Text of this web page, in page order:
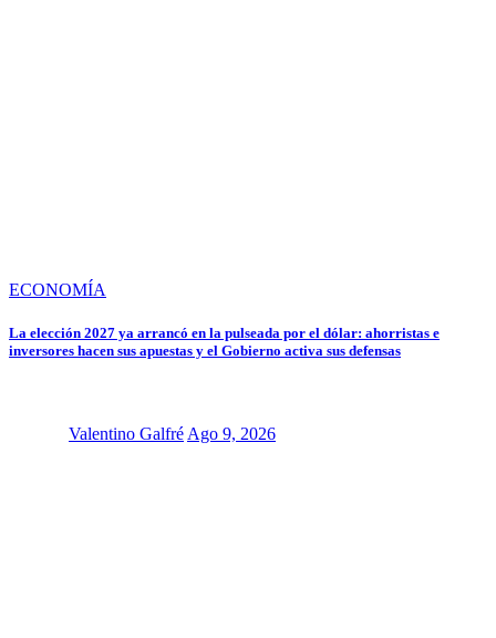
ECONOMÍA
La elección 2027 ya arrancó en la pulseada por el dólar: ahorristas e
inversores hacen sus apuestas y el Gobierno activa sus defensas
Valentino Galfré Ago 9, 2026